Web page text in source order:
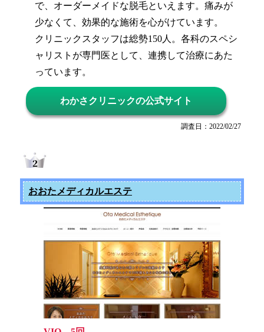
で、オーダーメイドな脱毛といえます。痛みが
少なくて、効果的な施術を心がけています。
クリニックスタッフは総勢150人。各科のスペシ
ャリストが専門医として、連携して治療にあた
っています。
わかさクリニックの公式サイト
調査日：2022/02/27
おおたメディカルエステ